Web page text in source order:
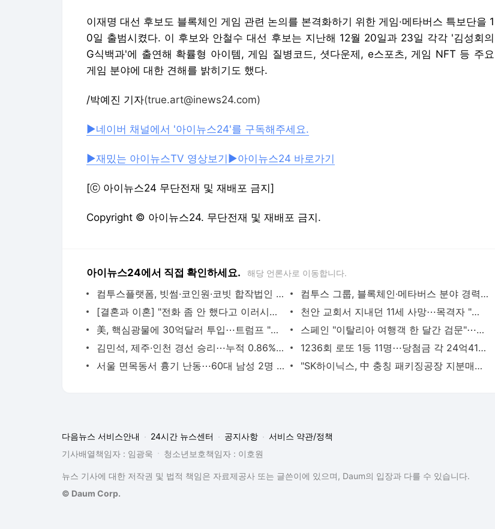
이재명 대선 후보도 블록체인 게임 관련 논의를 본격화하기 위한 게임·메타버스 특보단을 1
0일 출범시켰다. 이 후보와 안철수 대선 후보는 지난해 12월 20일과 23일 각각 '김성회의
G식백과'에 출연해 확률형 아이템, 게임 질병코드, 셧다운제, e스포츠, 게임 NFT 등 주요
게임 분야에 대한 견해를 밝히기도 했다.
/박예진 기자(true.art@inews24.com)
▶네이버 채널에서 '아이뉴스24'를 구독해주세요.
▶재밌는 아이뉴스TV 영상보기 ▶아이뉴스24 바로가기
[ⓒ 아이뉴스24 무단전재 및 재배포 금지]
Copyright © 아이뉴스24. 무단전재 및 재배포 금지.
아이뉴스24에서 직접 확인하세요. 해당 언론사로 이동합니다.
컴투스플랫폼, 빗썸·코인원·코빗 합작법인 '코드'와 '트래블룰' 협약
컴투스 그룹, 블록체인·메타버스 분야 경력직 특별 채용 실시
[결혼과 이혼] "전화 좀 안 했다고 이러시다니"⋯대놓고 냉대하는 예비 시부에 '한숨'
천안 교회서 지내던 11세 사망⋯목격자 "침대 묶여 있었다"
美, 핵심광물에 30억달러 투입⋯트럼프 "다시는 中 의존 않겠다"
스페인 "이탈리아 여행객 한 달간 검문"⋯세우타 사태에 갈등 최고조
김민석, 제주·인천 경선 승리⋯누적 0.86%p차 '초박빙'[종합]
1236회 로또 1등 11명⋯당첨금 각 24억4192만원
서울 면목동서 흉기 난동⋯60대 남성 2명 모두 숨져
"SK하이닉스, 中 충칭 패키징공장 지분매각 등 검토"
다음뉴스 서비스안내 24시간 뉴스센터 공지사항
서비스 약관/정책
기사배열책임자 : 임광욱
청소년보호책임자 : 이호원
뉴스 기사에 대한 저작권 및 법적 책임은 자료제공사 또는 글쓴이에 있으며, Daum의 입장과 다를 수 있습니다.
© Daum Corp.